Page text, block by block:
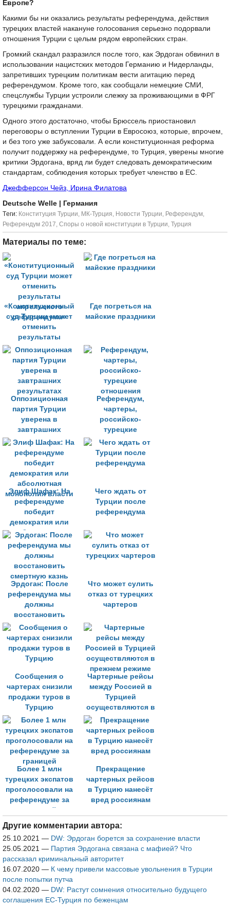
Европе?
Какими бы ни оказались результаты референдума, действия
турецких властей накануне голосования серьезно подорвали
отношения Турции с целым рядом европейских стран.
Громкий скандал разразился после того, как Эрдоган обвинил в
использовании нацистских методов Германию и Нидерланды,
запретивших турецким политикам вести агитацию перед
референдумом. Кроме того, как сообщали немецкие СМИ,
спецслужбы Турции устроили слежку за проживающими в ФРГ
турецкими гражданами.
Одного этого достаточно, чтобы Брюссель приостановил
переговоры о вступлении Турции в Евросоюз, которые, впрочем,
и без того уже забуксовали. А если конституционная реформа
получит поддержку на референдуме, то Турция, уверены многие
критики Эрдогана, вряд ли будет следовать демократическим
стандартам, соблюдения которых требует членство в ЕС.
Джефферсон Чейз, Ирина Филатова
Deutsche Welle
| Германия
Tеги: Конституция Турции, МК-Турция, Новости Турции, Референдум,
Референдум 2017, Споры о новой конституции в Турции, Турция
Материалы по теме:
«Конституционный
суд Турции может
отменить
результаты
апрельского
референдума»
Где погреться на
майские праздники
Оппозиционная
партия Турции
уверена в
завтрашних
результатах
Референдум,
чартеры,
российско-
турецкие
отношения
Элиф Шафак: На
референдуме
победит
демократия или
абсолютная
монополия власти
Чего ждать от
Турции после
референдума
Эрдоган: После
референдума мы
должны
восстановить
смертную казнь
Что может сулить
отказ от турецких
чартеров
Сообщения о
чартерах снизили
продажи туров в
Турцию
Чартерные рейсы
между Россией в
Турцией
осуществляются в
прежнем режиме
Более 1 млн
турецких экспатов
проголосовали на
референдуме за
границей
Прекращение
чартерных рейсов
в Турцию нанесёт
вред россиянам
Другие комментарии автора:
25.10.2021 — DW: Эрдоган борется за сохранение власти
25.05.2021 — Партия Эрдогана связана с мафией? Что
рассказал криминальный авторитет
16.07.2020 — К чему привели массовые увольнения в Турции
после попытки путча
04.02.2020 — DW: Растут сомнения относительно будущего
соглашения ЕС-Турция по беженцам